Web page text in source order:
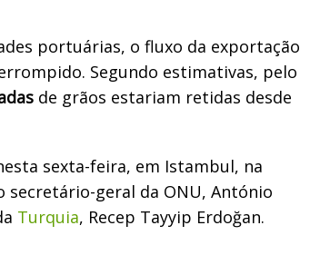
portuárias, o fluxo da exportação
Segundo estimativas, pelo
de grãos estariam retidas desde
sexta-feira, em Istambul, na
secretário-geral da ONU, António
Turquia, Recep Tayyip Erdoğan.